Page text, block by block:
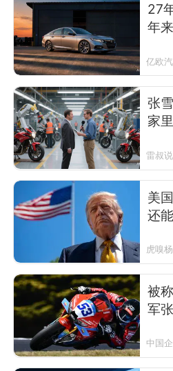
27
年
亿欧
张
家
雷叔
美
还
虎嗅
被
军
中国